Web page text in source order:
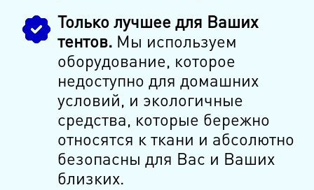
Только лучшее для Ваших
тентов.Мы используем
оборудование, которое
недоступно для домашних
условий, и экологичные
средства, которые бережно
относятся к ткани и абсолютно
безопасны для Вас и Ваших
близких.